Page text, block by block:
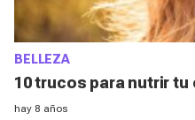
BELLEZA
10 trucos para nutrir tu
hay 8 años